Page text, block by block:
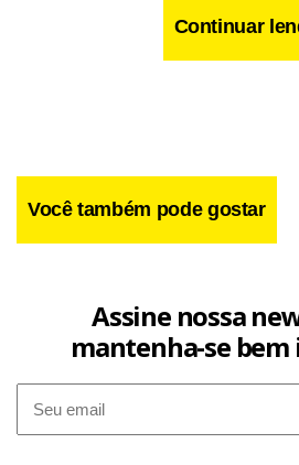
Facebook
WhatsApp
LinkedIn
Twitter
X
Continuar
Você também pode gostar
Assine nossa
mantenha-se